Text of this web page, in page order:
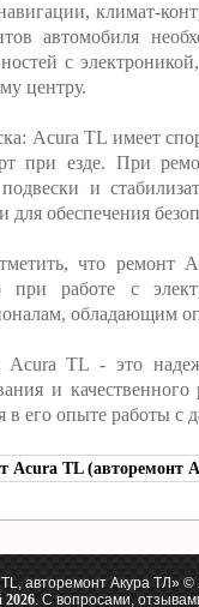
климат-
автомобиля
с
центру.
Acura TL имеет
при езде. При
и
для обеспечения
что ремонт
при работе с
обладающим
TL - это
и
в его опыте работы
Acura TL (авторемонт
авторемонт Акура ТЛ»
2026. С вопросами,